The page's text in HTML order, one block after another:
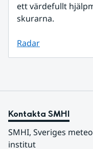
ett värdefullt
skurarna.
Radar
Kontakta SMHI
SMHI, Sveriges
institut